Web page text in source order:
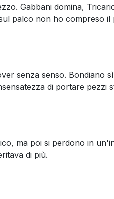
Gabbani domina,
palco non ho compreso il
senza senso. Bondiano
di portare pezzi
ma poi si perdono in
di più.